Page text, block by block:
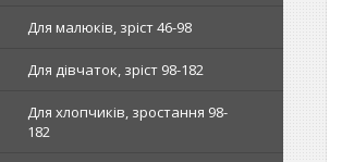
Для малюків, зріст 46-98
Для дівчаток, зріст 98-182
Для хлопчиків, зростання 98-
182